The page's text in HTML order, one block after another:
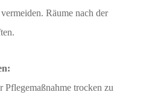
Räume nach der
Pflegemaßnahme trocken zu